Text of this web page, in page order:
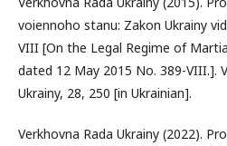
voiennoho stanu: Zakon Ukrainy
VIII [On the Legal Regime of
dated 12 May 2015 No. 389-VIII.].
Ukrainy, 28, 250 [in Ukrainian].
Verkhovna Rada Ukrainy (2022).